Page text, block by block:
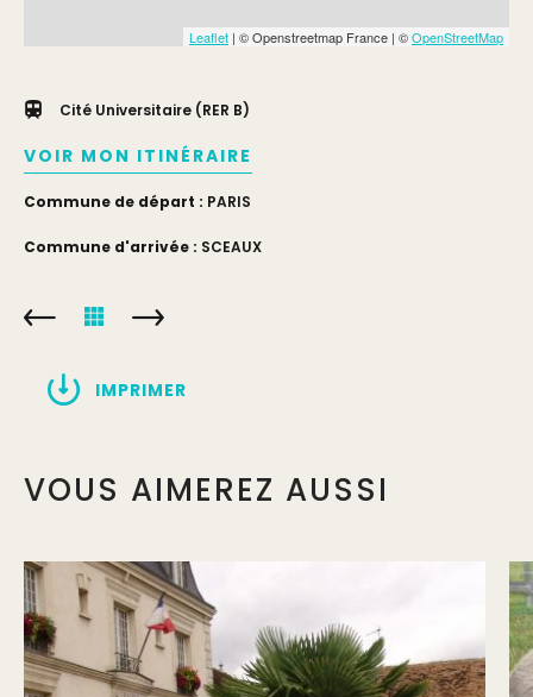
Leaflet | © Openstreetmap France | ©OpenStreetMap
Cité Universitaire (RER B)
VOIR MON ITINÉRAIRE
Commune de départ : PARIS
Commune d'arrivée : SCEAUX
IMPRIMER
VOUS AIMEREZ AUSSI